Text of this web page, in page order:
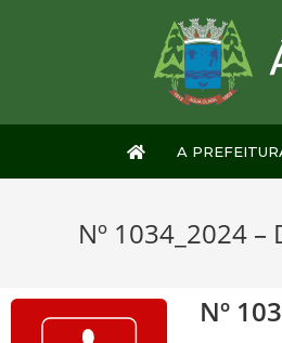
A
Nº 1034_2024
Nº